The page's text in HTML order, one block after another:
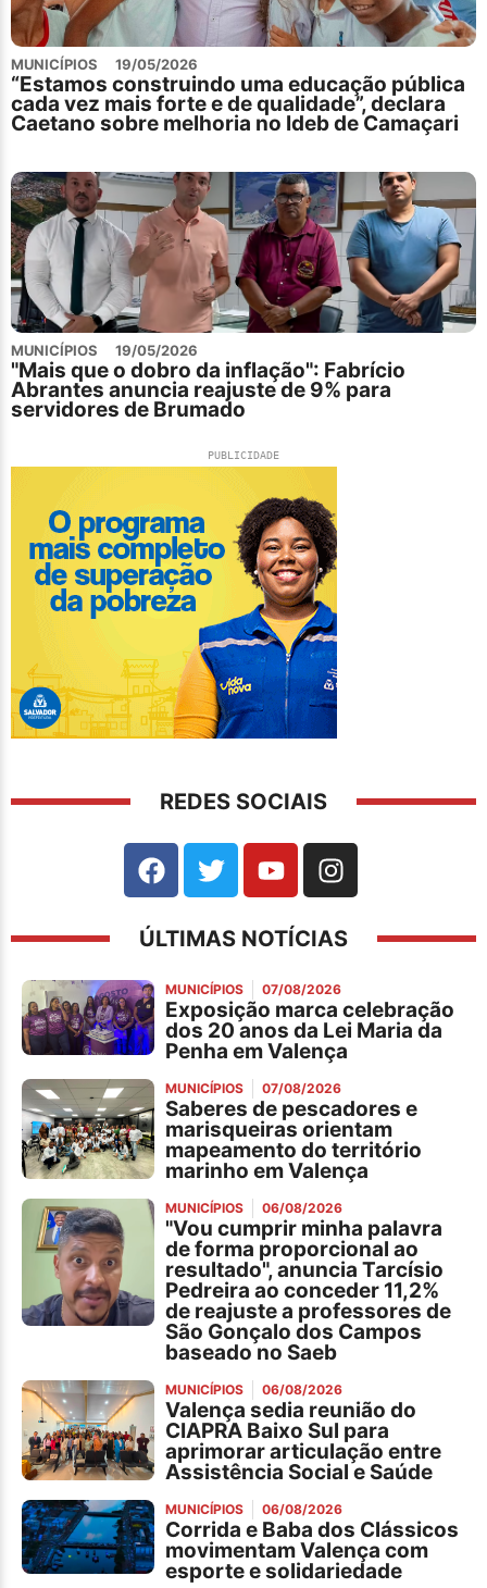
MUNICÍPIOS 19/05/2026
“Estamos construindo uma educação pública
cada vez mais forte e de qualidade”, declara
Caetano sobre melhoria no Ideb de Camaçari
MUNICÍPIOS 19/05/2026
"Mais que o dobro da inflação": Fabrício
Abrantes anuncia reajuste de 9% para
servidores de Brumado
PUBLICIDADE
REDES SOCIAIS
ÚLTIMAS NOTÍCIAS
MUNICÍPIOS 07/08/2026
Exposição marca celebração
dos 20 anos da Lei Maria da
Penha em Valença
MUNICÍPIOS 07/08/2026
Saberes de pescadores e
marisqueiras orientam
mapeamento do território
marinho em Valença
MUNICÍPIOS 06/08/2026
"Vou cumprir minha palavra
de forma proporcional ao
resultado", anuncia Tarcísio
Pedreira ao conceder 11,2%
de reajuste a professores de
São Gonçalo dos Campos
baseado no Saeb
MUNICÍPIOS 06/08/2026
Valença sedia reunião do
CIAPRA Baixo Sul para
aprimorar articulação entre
Assistência Social e Saúde
MUNICÍPIOS 06/08/2026
Corrida e Baba dos Clássicos
movimentam Valença com
esporte e solidariedade